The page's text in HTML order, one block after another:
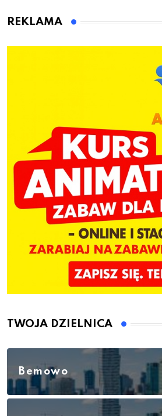
REKLAMA
TWOJA DZIELNICA
Bemowo